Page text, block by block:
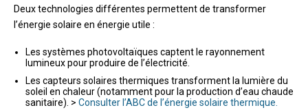
Deux technologies différentes permettent de transformer
l’énergie solaire en énergie utile :
Les systèmes photovoltaïques captent le rayonnement
lumineux pour produire de l’électricité.
Les capteurs solaires thermiques transforment la lumière du
soleil en chaleur (notamment pour la production d’eau chaude
sanitaire). > Consulter l’ABC de l’énergie solaire thermique.